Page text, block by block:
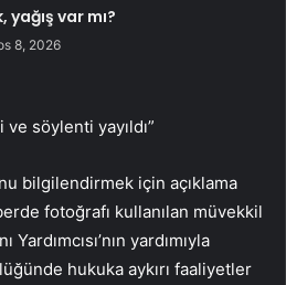
yağış var mı?
8, 2026
söylenti yayıldı”
bilgilendirmek için açıklama
fotoğrafı kullanılan müvekkil
Yardımcısı’nın yardımıyla
hukuka aykırı faaliyetler